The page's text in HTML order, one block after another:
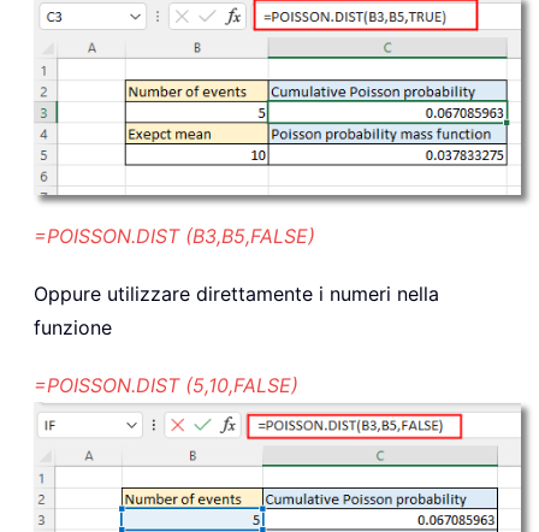
=POISSON.DIST (B3,B5,FALSE)
Oppure utilizzare direttamente i numeri nella
funzione
=POISSON.DIST (5,10,FALSE)